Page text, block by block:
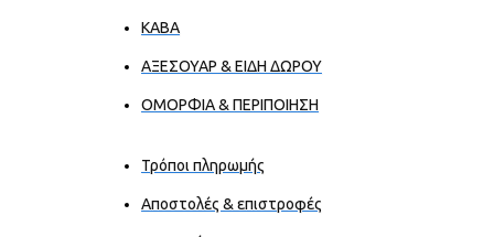
ΚΑΒΑ
ΑΞΕΣΟΥΑΡ & ΕΙΔΗ ΔΩΡΟΥ
ΟΜΟΡΦΙΑ & ΠΕΡΙΠΟΙΗΣΗ
Τρόποι πληρωμής
Αποστολές & επιστροφές